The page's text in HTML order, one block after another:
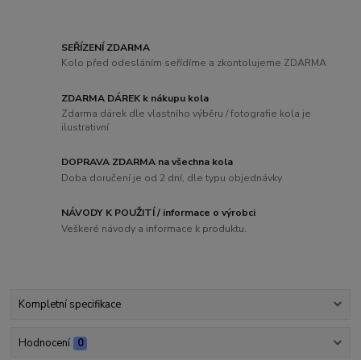
SEŘÍZENÍ ZDARMA
Kolo před odesláním seřídíme a zkontolujeme ZDARMA
ZDARMA DÁREK k nákupu kola
Zdarma dárek dle vlastního výběru / fotografie kola je
ilustrativní
DOPRAVA ZDARMA na všechna kola
Doba doručení je od 2 dní, dle typu objednávky
NÁVODY K POUŽITÍ / informace o výrobci
Veškeré návody a informace k produktu.
Kompletní specifikace
Hodnocení 0